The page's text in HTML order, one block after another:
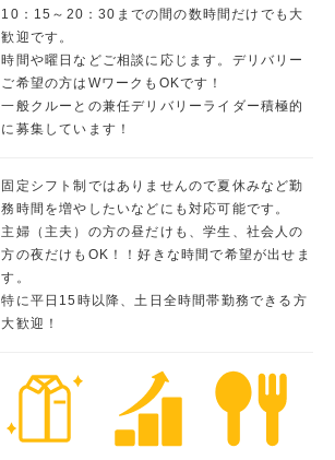
10：15～20：30までの間の数時間だけでも大
歓迎です。
時間や曜日などご相談に応じます。デリバリー
ご希望の方はWワークもOKです！
一般クルーとの兼任デリバリーライダー積極的
に募集しています！
固定シフト制ではありませんので夏休みなど勤
務時間を増やしたいなどにも対応可能です。
主婦（主夫）の方の昼だけも、学生、社会人の
方の夜だけもOK！！好きな時間で希望が出せま
す。
特に平日15時以降、土日全時間帯勤務できる方
大歓迎！